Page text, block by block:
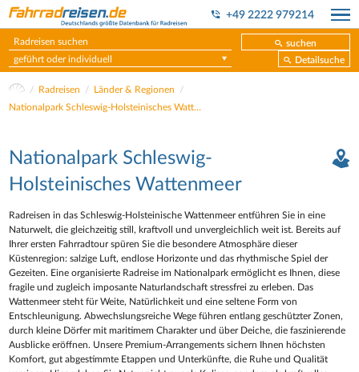
+49 2222 979214
suchen
geführt oder individuell
Detailsuche
Radreisen
Länder & Regionen
Nationalpark Schleswig-Holsteinisches Wattenmeer
Nationalpark Schleswig-
Holsteinisches Wattenmeer
Radreisen in das Schleswig-Holsteinische Wattenmeer entführen Sie in eine
Naturwelt, die gleichzeitig still, kraftvoll und unvergleichlich weit ist. Bereits auf
Ihrer ersten Fahrradtour spüren Sie die besondere Atmosphäre dieser
Küstenregion: salzige Luft, endlose Horizonte und das rhythmische Spiel der
Gezeiten. Eine organisierte Radreise im Nationalpark ermöglicht es Ihnen, diese
fragile und zugleich imposante Naturlandschaft stressfrei zu erleben. Das
Wattenmeer steht für Weite, Natürlichkeit und eine seltene Form von
Entschleunigung. Abwechslungsreiche Wege führen entlang geschützter Zonen,
durch kleine Dörfer mit maritimem Charakter und über Deiche, die faszinierende
Ausblicke eröffnen. Unsere Premium-Arrangements sichern Ihnen höchsten
Komfort, gut abgestimmte Etappen und Unterkünfte, die Ruhe und Qualität